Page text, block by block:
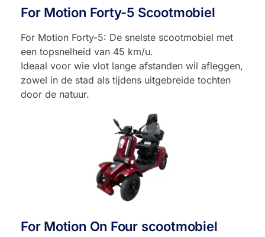
For Motion Forty-5 Scootmobiel
For Motion Forty-5: De snelste scootmobiel met
een topsnelheid van 45 km/u.
Ideaal voor wie vlot lange afstanden wil afleggen,
zowel in de stad als tijdens uitgebreide tochten
door de natuur.
For Motion On Four scootmobiel